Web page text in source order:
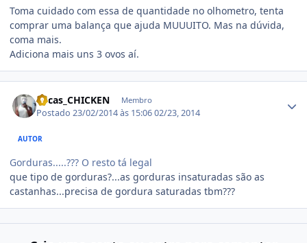
Toma cuidado com essa de quantidade no olhometro, tenta
comprar uma balança que ajuda MUUUITO. Mas na dúvida,
coma mais.
Adiciona mais uns 3 ovos aí.
Lucas_CHICKEN Membro
Postado23/02/2014 às 15:0602/23, 2014
AUTOR
Gorduras.....??? O resto tá legal
que tipo de gorduras?...as gorduras insaturadas são as
castanhas...precisa de gordura saturadas tbm???